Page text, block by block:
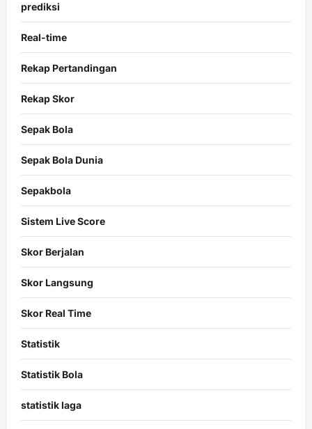
prediksi
Real-time
Rekap Pertandingan
Rekap Skor
Sepak Bola
Sepak Bola Dunia
Sepakbola
Sistem Live Score
Skor Berjalan
Skor Langsung
Skor Real Time
Statistik
Statistik Bola
statistik laga